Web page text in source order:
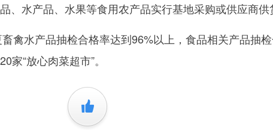
、水产品、水果等食用农产品实行基地采购或供应商供
水产品抽检合格率达到96%以上，食品相关产品抽
“放心肉菜超市”。
+1